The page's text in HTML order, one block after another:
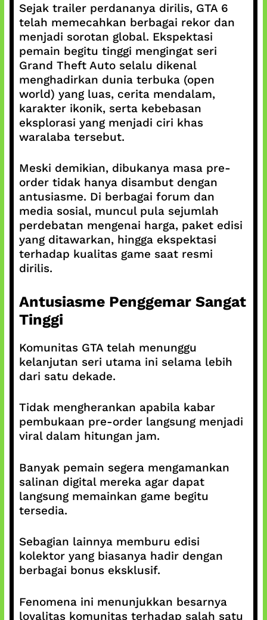
Sejak trailer perdananya dirilis, GTA 6
telah memecahkan berbagai rekor dan
menjadi sorotan global. Ekspektasi
pemain begitu tinggi mengingat seri
Grand Theft Auto selalu dikenal
menghadirkan dunia terbuka (open
world) yang luas, cerita mendalam,
karakter ikonik, serta kebebasan
eksplorasi yang menjadi ciri khas
waralaba tersebut.
Meski demikian, dibukanya masa pre-
order tidak hanya disambut dengan
antusiasme. Di berbagai forum dan
media sosial, muncul pula sejumlah
perdebatan mengenai harga, paket edisi
yang ditawarkan, hingga ekspektasi
terhadap kualitas game saat resmi
dirilis.
Antusiasme Penggemar Sangat
Tinggi
Komunitas GTA telah menunggu
kelanjutan seri utama ini selama lebih
dari satu dekade.
Tidak mengherankan apabila kabar
pembukaan pre-order langsung menjadi
viral dalam hitungan jam.
Banyak pemain segera mengamankan
salinan digital mereka agar dapat
langsung memainkan game begitu
tersedia.
Sebagian lainnya memburu edisi
kolektor yang biasanya hadir dengan
berbagai bonus eksklusif.
Fenomena ini menunjukkan besarnya
loyalitas komunitas terhadap salah satu